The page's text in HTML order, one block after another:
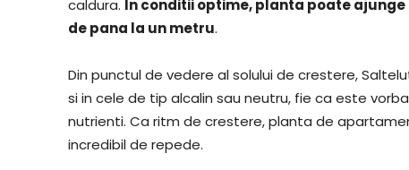
caldura. In conditii optime, planta poate
de pana la un metru.
Din punctul de vedere al solului de crestere,
si in cele de tip alcalin sau neutru, fie ca este
nutrienti. Ca ritm de crestere, planta de
incredibil de repede.